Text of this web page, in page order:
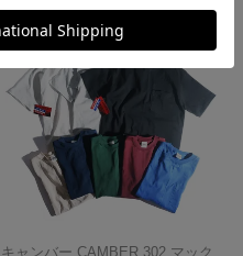
キャンバー CAMBER 302 マック